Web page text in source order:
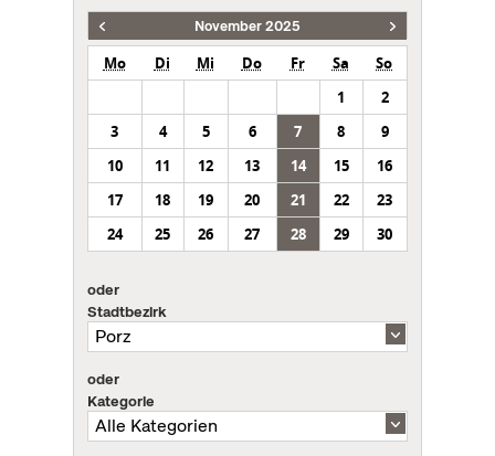
November 2025
Mo Di Mi Do Fr Sa
So
1
2
3
4 5 6 7 8
9
10
11 12 13 14 15
16
17
18 19 20 21 22
23
24
25 26 27 28 29 30
oder
Stadtbezirk
oder
Kategorie